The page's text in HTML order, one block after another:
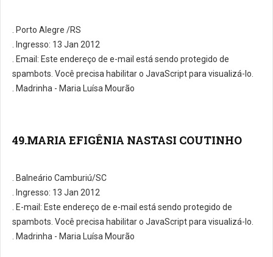
. Porto Alegre /RS
. Ingresso: 13 Jan 2012
. E­mail: Este endereço de e-mail está sendo protegido de
spambots. Você precisa habilitar o JavaScript para visualizá-lo.
. Madrinha - Maria Luísa Mourão
49.MARIA EFIGÊNIA NASTASI COUTINHO
. Balneário Camburiú/SC
. Ingresso: 13 Jan 2012
. E-­mail: Este endereço de e-mail está sendo protegido de
spambots. Você precisa habilitar o JavaScript para visualizá-lo.
. Madrinha - Maria Luísa Mourão